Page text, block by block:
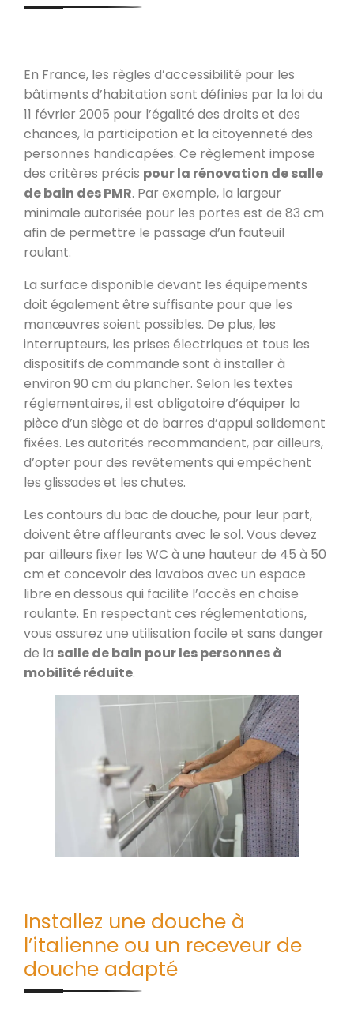
En France, les règles d’accessibilité pour les
bâtiments d’habitation sont définies par la loi du
11 février 2005 pour l’égalité des droits et des
chances, la participation et la citoyenneté des
personnes handicapées. Ce règlement impose
des critères précis pour la rénovation de salle
de bain des PMR. Par exemple, la largeur
minimale autorisée pour les portes est de 83 cm
afin de permettre le passage d’un fauteuil
roulant.
La surface disponible devant les équipements
doit également être suffisante pour que les
manœuvres soient possibles. De plus, les
interrupteurs, les prises électriques et tous les
dispositifs de commande sont à installer à
environ 90 cm du plancher. Selon les textes
réglementaires, il est obligatoire d’équiper la
pièce d’un siège et de barres d’appui solidement
fixées. Les autorités recommandent, par ailleurs,
d’opter pour des revêtements qui empêchent
les glissades et les chutes.
Les contours du bac de douche, pour leur part,
doivent être affleurants avec le sol. Vous devez
par ailleurs fixer les WC à une hauteur de 45 à 50
cm et concevoir des lavabos avec un espace
libre en dessous qui facilite l’accès en chaise
roulante. En respectant ces réglementations,
vous assurez une utilisation facile et sans danger
de la salle de bain pour les personnes à
mobilité réduite.
Installez une douche à
l’italienne ou un receveur de
douche adapté